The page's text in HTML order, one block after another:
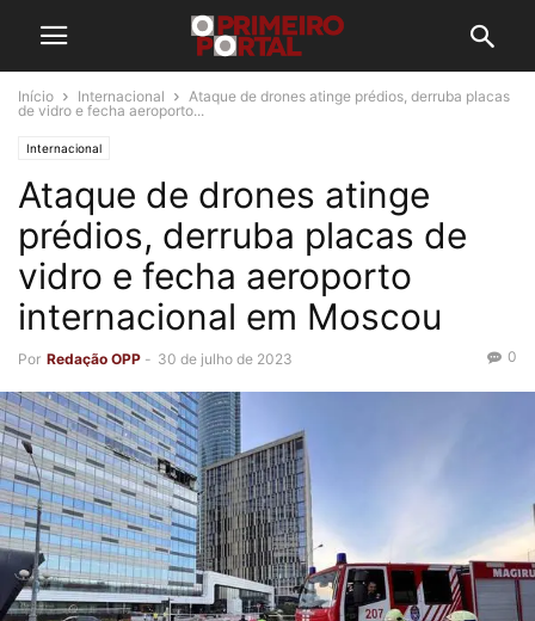
Início Internacional
Ataque de drones atinge prédios, derruba placas
de vidro e fecha aeroporto...
Internacional
Ataque de drones atinge
prédios, derruba placas de
vidro e fecha aeroporto
internacional em Moscou
Por Redação OPP - 30 de julho de 2023 0